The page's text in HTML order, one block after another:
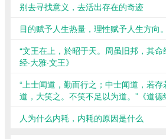
别去寻找意义，去活出存在的奇迹
目的赋予人生热量，理性赋予人生方向。
“文王在上，於昭于天。周虽旧邦，其命
经·大雅·文王》
“上士闻道，勤而行之；中士闻道，若
道，大笑之。不笑不足以为道。”《道德
人为什么内耗，内耗的原因是什么